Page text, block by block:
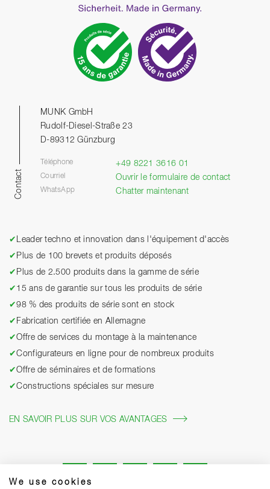
We use cookies
Contact
MUNK GmbH
Rudolf-Diesel-Straße 23
D-89312 Günzburg
Téléphone +49 8221 3616 01
Courriel Ouvrir le formulaire de contact
WhatsApp Chatter maintenant
✔ Leader techno et innovation dans l'équipement d'accès
✔ Plus de 100 brevets et produits déposés
✔ Plus de 2.500 produits dans la gamme de série
✔ 15 ans de garantie sur tous les produits de série
✔98 % des produits de série sont en stock
✔ Fabrication certifiée en Allemagne
✔Offre de services du montage à la maintenance
✔Configurateurs en ligne pour de nombreux produits
✔Offre de séminaires et de formations
✔Constructions spéciales sur mesure
EN SAVOIR PLUS SUR VOS AVANTAGES